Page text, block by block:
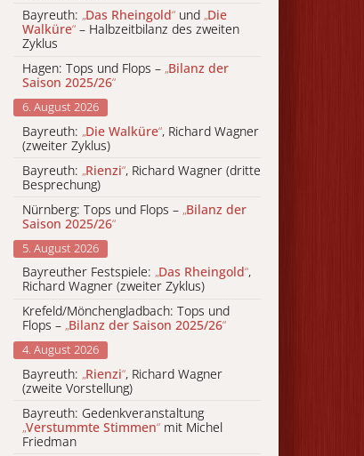
Bayreuth: „Das Rheingold“ und „Die
Walküre“ – Halbzeitbilanz des zweiten
Zyklus
Hagen: Tops und Flops – „Bilanz der
Saison 2025/26“
6. August 2026
Bayreuth: „Die Walküre“, Richard Wagner
(zweiter Zyklus)
Bayreuth: „Rienzi“, Richard Wagner (dritte
Besprechung)
Nürnberg: Tops und Flops – „Bilanz der
Saison 2025/26“
5. August 2026
Bayreuther Festspiele: „Das Rheingold“,
Richard Wagner (zweiter Zyklus)
Krefeld/Mönchengladbach: Tops und
Flops – „Bilanz der Saison 2025/26“
4. August 2026
Bayreuth: „Rienzi“, Richard Wagner
(zweite Vorstellung)
Bayreuth: Gedenkveranstaltung
„Verstummte Stimmen“ mit Michel
Friedman